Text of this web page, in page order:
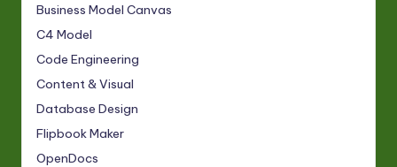
Business Model Canvas
C4 Model
Code Engineering
Content & Visual
Database Design
Flipbook Maker
OpenDocs